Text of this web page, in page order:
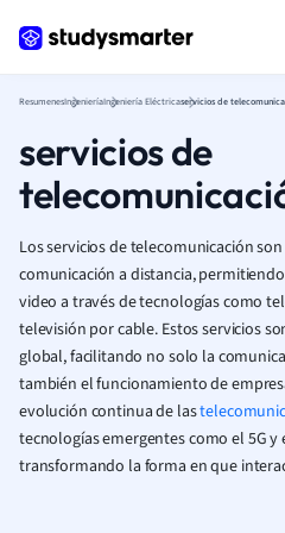
ResumenesIngenieríaIngeniería Eléctrica
servicios de
Los servicios de telecomunicación
comunicación a distancia,
video a través de tecnologías como
televisión por cable. Estos servicios
global, facilitando no solo la
también el funcionamiento de
evolución continua de las
tecnologías emergentes como el 5G y
transformando la forma en que